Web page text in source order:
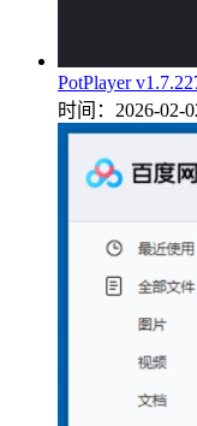
PotPlayer
时间：2026-02-